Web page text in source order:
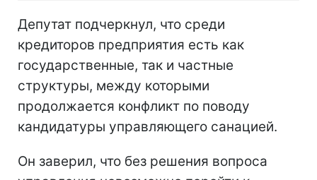
Депутат подчеркнул, что среди
кредиторов предприятия есть как
государственные, так и частные
структуры, между которыми
продолжается конфликт по поводу
кандидатуры управляющего санацией.
Он заверил, что без решения вопроса